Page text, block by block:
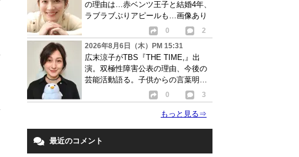
の理由は…赤ベンツ王子と結婚4年、
ラブラブぶりアピールも…画像あり
0
2
2026年8月6日（木）PM 15:31
広末涼子がTBS『THE TIME,』出
演。双極性障害公表の理由、今後の
芸能活動語る。子供からの言葉明か
0 3
もっと見る⇒
最近のコメント